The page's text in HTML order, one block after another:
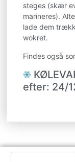
steges (skær
marineres).
lade dem
wokret.
Findes også
efter: 24/